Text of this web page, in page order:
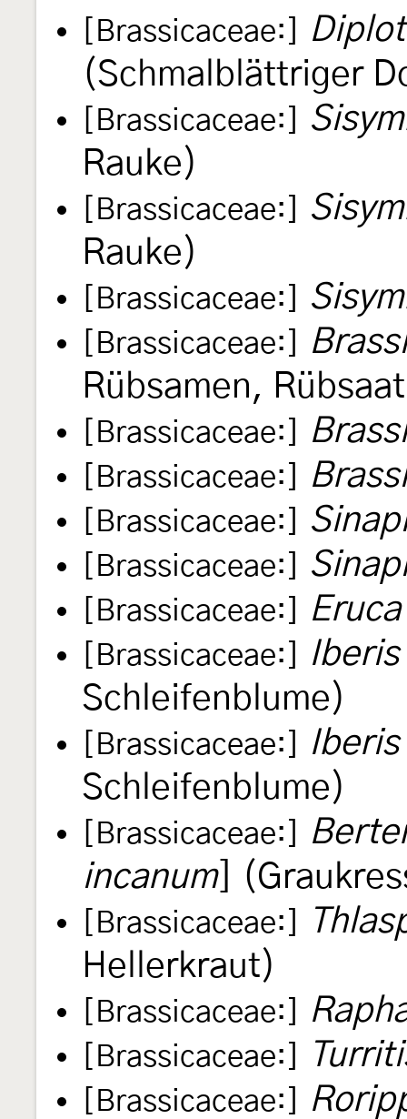
[Brassicaceae:]
(Schmalblättriger
[Brassicaceae:]
Rauke)
[Brassicaceae:]
Rauke)
[Brassicaceae:]
[Brassicaceae:]
Rübsamen,
[Brassicaceae:]
[Brassicaceae:]
[Brassicaceae:]
[Brassicaceae:]
[Brassicaceae:]
[Brassicaceae:]
Iberis
Schleifenblume)
[Brassicaceae:]
Schleifenblume)
[Brassicaceae:]
incanum]
[Brassicaceae:]
Hellerkraut)
[Brassicaceae:]
[Brassicaceae:]
[Brassicaceae:]